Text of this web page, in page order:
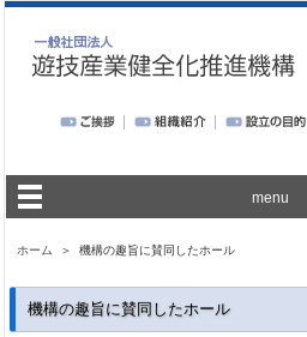
menu
ホーム ＞ 機構の趣旨に賛同したホール
機構の趣旨に賛同したホール